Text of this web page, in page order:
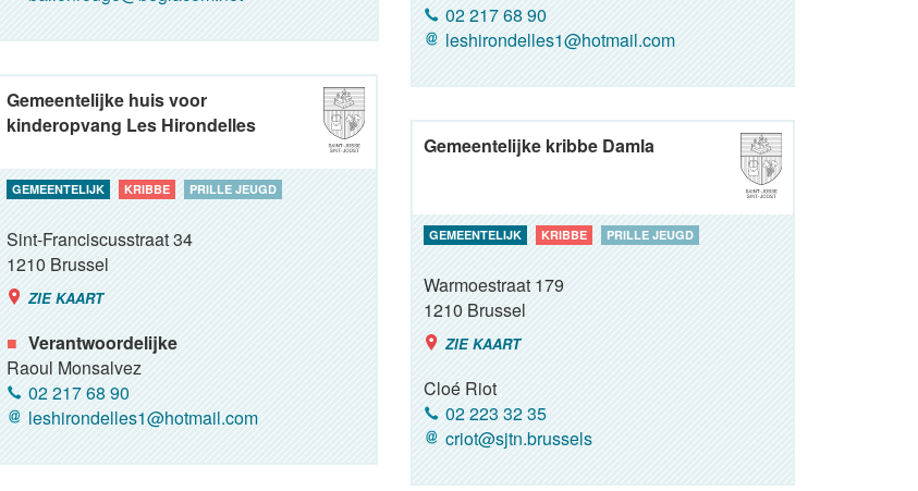
02 217 68 90
leshirondelles1@hotmail.com
Gemeentelijke huis voor
kinderopvang Les Hirondelles
GEMEENTELIJK KRIBBE PRILLE JEUGD
Sint-Franciscusstraat 34
1210Brussel
ZIE KAART
Verantwoordelijke
Raoul Monsalvez
02 217 68 90
leshirondelles1@hotmail.com
Gemeentelijke kribbe Damla
GEMEENTELIJK KRIBBE PRILLE JEUGD
Warmoestraat 179
1210Brussel
ZIE KAART
Cloé Riot
02 223 32 35
criot@sjtn.brussels